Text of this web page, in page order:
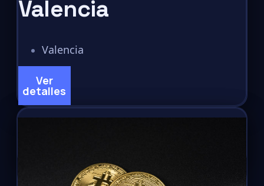
Valencia
Valencia
Ver
detalles